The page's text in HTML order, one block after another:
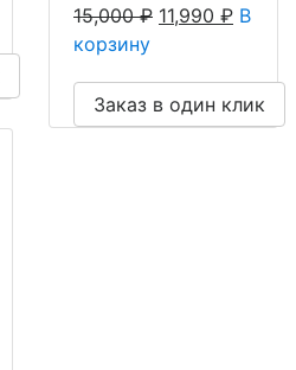
15,000₽ 11,990 ₽ В
корзину
Заказ в один клик